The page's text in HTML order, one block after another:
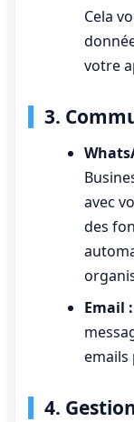
Cela
votre
3.
avec
des
Email :
emails
4.